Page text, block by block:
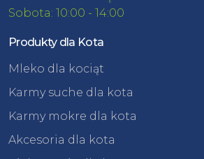
Sobota: 10:00 - 14:00
Produkty dla Kota
Mleko dla kociąt
Karmy suche dla kota
Karmy mokre dla kota
Akcesoria dla kota